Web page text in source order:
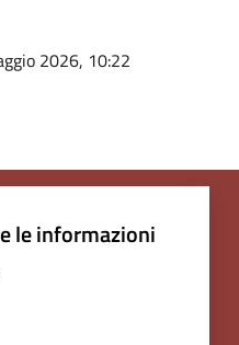
2026, 10:22
le informazioni